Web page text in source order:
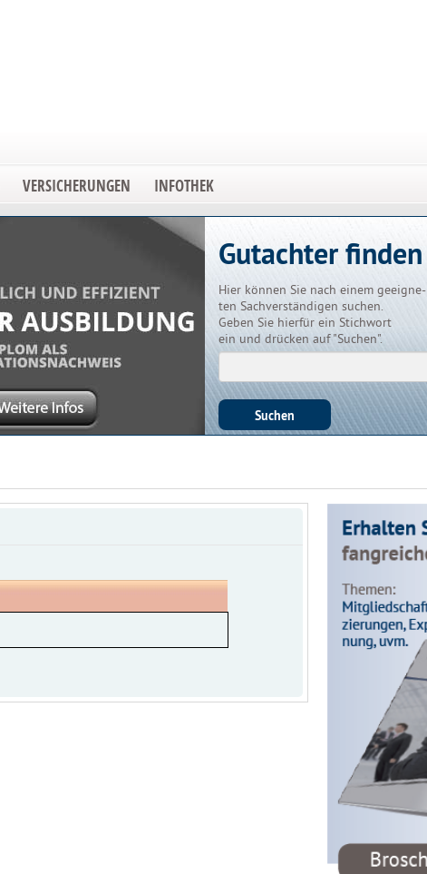
VERSICHERUNGEN INFOTHEK
Gutachter finden
Hier können Sie nach einem geeigne-
ten Sachverständigen suchen.
Geben Sie hierfür ein Stichwort
ein und drücken auf "Suchen".